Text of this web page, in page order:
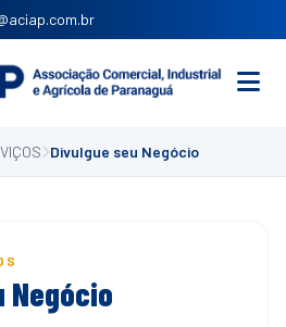
Divulgue seu Negócio
Negócio